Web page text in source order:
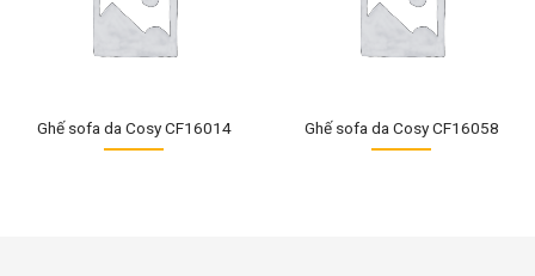
Ghế sofa da Cosy CF16014 Ghế sofa da Cosy CF16058